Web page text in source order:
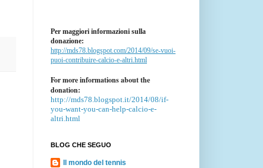
Per maggiori informazioni sulla
donazione:
http://mds78.blogspot.com/2014/09/se-vuoi-
puoi-contribuire-calcio-e-altri.html
For more informations about the
donation:
http://mds78.blogspot.it/2014/08/if-
you-want-you-can-help-calcio-e-
altri.html
BLOG CHE SEGUO
Il mondo del tennis